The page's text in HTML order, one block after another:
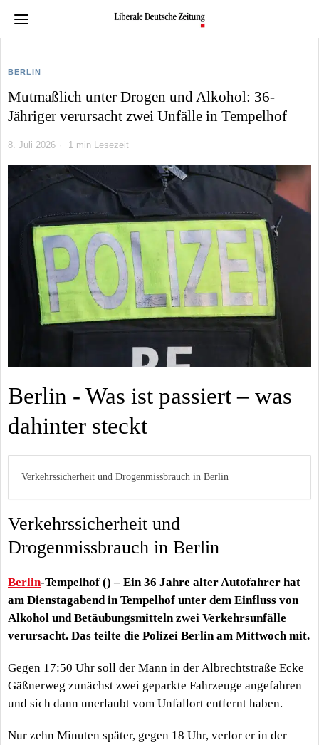
BERLIN
Mutmaßlich unter Drogen und Alkohol: 36-
Jähriger verursacht zwei Unfälle in Tempelhof
8. Juli 2026 1 min Lesezeit
Berlin - Was ist passiert – was
dahinter steckt
Verkehrssicherheit und Drogenmissbrauch in Berlin
Verkehrssicherheit und
Drogenmissbrauch in Berlin
Berlin-Tempelhof () – Ein 36 Jahre alter Autofahrer hat
am Dienstagabend in Tempelhof unter dem Einfluss von
Alkohol und Betäubungsmitteln zwei Verkehrsunfälle
verursacht. Das teilte die Polizei Berlin am Mittwoch mit.
Gegen 17:50 Uhr soll der Mann in der Albrechtstraße Ecke
Gäßnerweg zunächst zwei geparkte Fahrzeuge angefahren
und sich dann unerlaubt vom Unfallort entfernt haben.
Nur zehn Minuten später, gegen 18 Uhr, verlor er in der